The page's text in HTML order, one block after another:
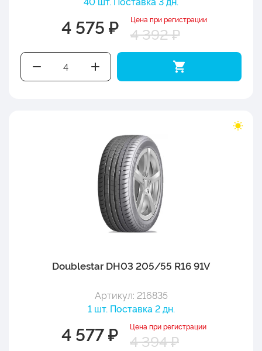
4 575 ₽ Цена при регистрации
4 392 ₽
Doublestar DH03 205/55 R16 91V
Артикул: 216835
1 шт. Поставка 2 дн.
4 577 ₽ Цена при регистрации
4 394 ₽